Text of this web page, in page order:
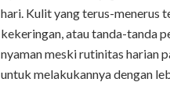
hari. Kulit yang terus-menerus
kekeringan, atau tanda-tanda
nyaman meski rutinitas harian
untuk melakukannya dengan